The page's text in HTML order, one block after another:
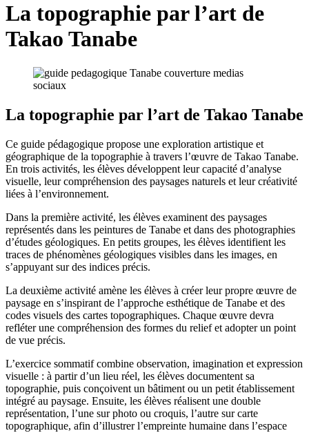
La topographie par l’art de
Takao Tanabe
La topographie par l’art de Takao Tanabe
Ce guide pédagogique propose une exploration artistique et
géographique de la topographie à travers l’œuvre de Takao Tanabe.
En trois activités, les élèves développent leur capacité d’analyse
visuelle, leur compréhension des paysages naturels et leur créativité
liées à l’environnement.
Dans la première activité, les élèves examinent des paysages
représentés dans les peintures de Tanabe et dans des photographies
d’études géologiques. En petits groupes, les élèves identifient les
traces de phénomènes géologiques visibles dans les images, en
s’appuyant sur des indices précis.
La deuxième activité amène les élèves à créer leur propre œuvre de
paysage en s’inspirant de l’approche esthétique de Tanabe et des
codes visuels des cartes topographiques. Chaque œuvre devra
refléter une compréhension des formes du relief et adopter un point
de vue précis.
L’exercice sommatif combine observation, imagination et expression
visuelle : à partir d’un lieu réel, les élèves documentent sa
topographie, puis conçoivent un bâtiment ou un petit établissement
intégré au paysage. Ensuite, les élèves réalisent une double
représentation, l’une sur photo ou croquis, l’autre sur carte
topographique, afin d’illustrer l’empreinte humaine dans l’espace